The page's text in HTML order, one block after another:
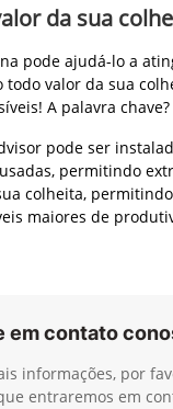
da sua
pode ajudá-lo a
valor da sua
A palavra chave?
pode ser
permitindo
colheita,
maiores de
em contato
informações, por
entraremos em